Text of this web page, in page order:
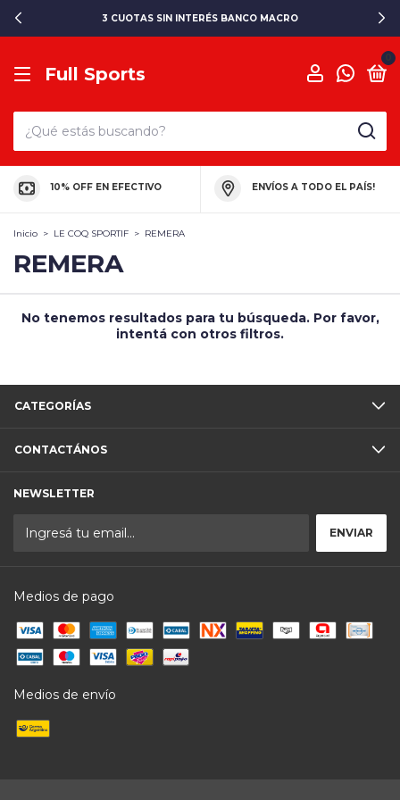
3 CUOTAS SIN INTERÉS BANCO MACRO
Full Sports
10% OFF EN EFECTIVO ENVÍOS A TODO EL PAÍS!
Inicio > LE COQ SPORTIF > REMERA
REMERA
No tenemos resultados para tu búsqueda. Por favor,
intentá con otros filtros.
CATEGORÍAS
CONTACTÁNOS
NEWSLETTER
Medios de pago
Medios de envío